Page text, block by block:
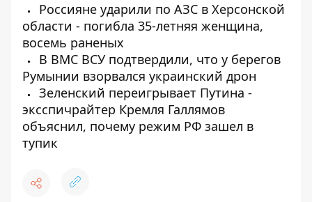
Россияне ударили по АЗС в Херсонской
области - погибла 35-летняя женщина,
восемь раненых
В ВМС ВСУ подтвердили, что у берегов
Румынии взорвался украинский дрон
Зеленский переигрывает Путина -
эксспичрайтер Кремля Галлямов
объяснил, почему режим РФ зашел в
тупик